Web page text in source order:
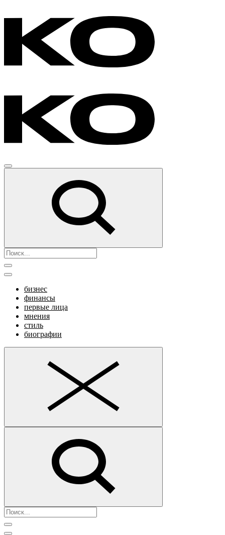
бизнес
финансы
первые лица
мнения
стиль
биографии